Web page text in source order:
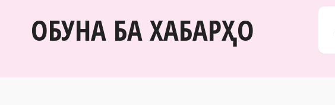
ОБУНА БА ХАБАРҲО